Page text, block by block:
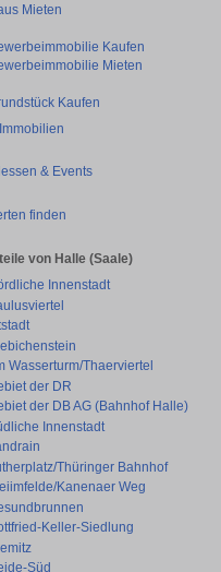
Mieten
Kaufen
Mieten
Kaufen
& Events
finden
von Halle (Saale)
Innenstadt
Wasserturm/Thaerviertel
der DR
der DB AG (Bahnhof Halle)
Innenstadt
Thüringer Bahnhof
Kanenaer Weg
Keller-Siedlung
Süd